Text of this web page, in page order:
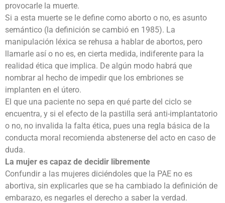
provocarle la muerte.
Si a esta muerte se le define como aborto o no, es asunto
semántico (la definición se cambió en 1985). La
manipulación léxica se rehusa a hablar de abortos, pero
llamarle así o no es, en cierta medida, indiferente para la
realidad ética que implica. De algún modo habrá que
nombrar al hecho de impedir que los embriones se
implanten en el útero.
El que una paciente no sepa en qué parte del ciclo se
encuentra, y si el efecto de la pastilla será anti-implantatorio
o no, no invalida la falta ética, pues una regla básica de la
conducta moral recomienda abstenerse del acto en caso de
duda.
La mujer es capaz de decidir libremente
Confundir a las mujeres diciéndoles que la PAE no es
abortiva, sin explicarles que se ha cambiado la definición de
embarazo, es negarles el derecho a saber la verdad.